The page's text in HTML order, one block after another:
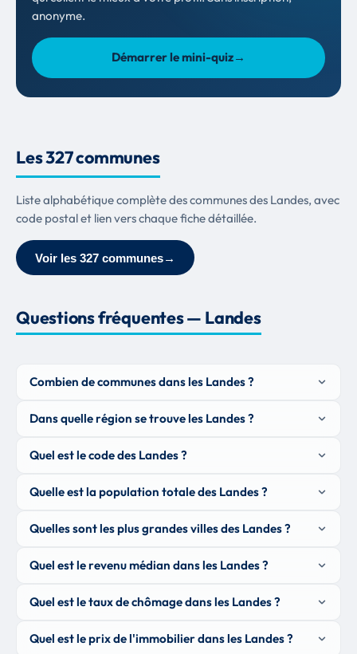
anonyme.
Démarrer le mini-quiz→
Les 327 communes
Liste alphabétique complète des communes des Landes, avec
code postal et lien vers chaque fiche détaillée.
Voir les 327 communes→
Questions fréquentes — Landes
Combien de communes dans les Landes ?
Dans quelle région se trouve les Landes ?
Quel est le code des Landes ?
Quelle est la population totale des Landes ?
Quelles sont les plus grandes villes des Landes ?
Quel est le revenu médian dans les Landes ?
Quel est le taux de chômage dans les Landes ?
Quel est le prix de l'immobilier dans les Landes ?